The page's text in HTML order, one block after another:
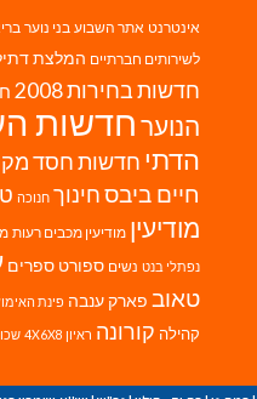
אינטרנט אתר השבוע בני נוער
לשירותים חברתיים המלצת
חדשות בחירות 2008
הנוערחדשות
הדתי חדשות חסד
חיים ביבסחינוך חנוכה
מודיעין מודיעין מכבים רעות
נפתלי בנט נשים ספורט ספרים
טאוב פארק ענבה פינת
קהילה קורונה ראיון 4X6X8